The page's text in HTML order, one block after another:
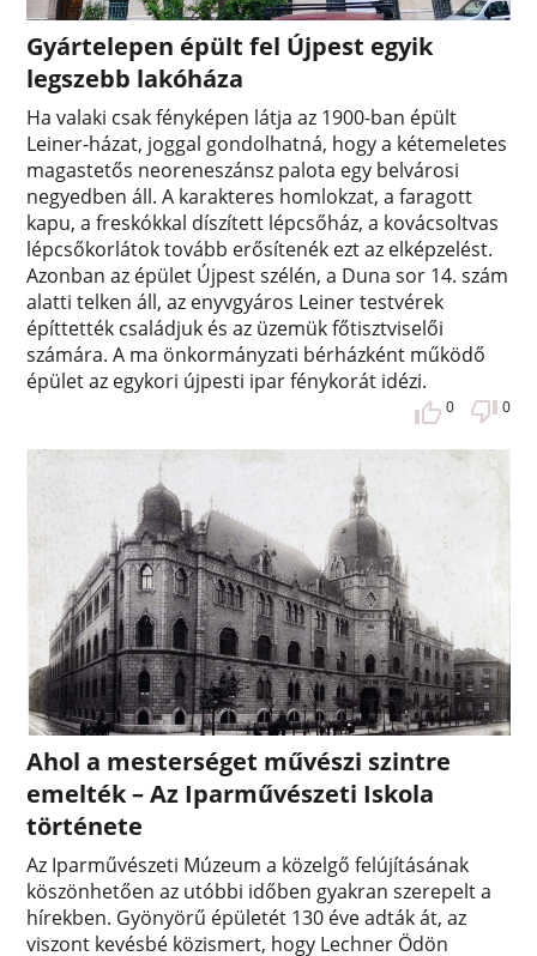
Gyártelepen épült fel Újpest egyik
legszebb lakóháza
Ha valaki csak fényképen látja az 1900-ban épült
Leiner-házat, joggal gondolhatná, hogy a kétemeletes
magastetős neoreneszánsz palota egy belvárosi
negyedben áll. A karakteres homlokzat, a faragott
kapu, a freskókkal díszített lépcsőház, a kovácsoltvas
lépcsőkorlátok tovább erősítenék ezt az elképzelést.
Azonban az épület Újpest szélén, a Duna sor 14. szám
alatti telken áll, az enyvgyáros Leiner testvérek
építtették családjuk és az üzemük főtisztviselői
számára. A ma önkormányzati bérházként működő
épület az egykori újpesti ipar fénykorát idézi.
0 0
Ahol a mesterséget művészi szintre
emelték – Az Iparművészeti Iskola
története
Az Iparművészeti Múzeum a közelgő felújításának
köszönhetően az utóbbi időben gyakran szerepelt a
hírekben. Gyönyörű épületét 130 éve adták át, az
viszont kevésbé közismert, hogy Lechner Ödön